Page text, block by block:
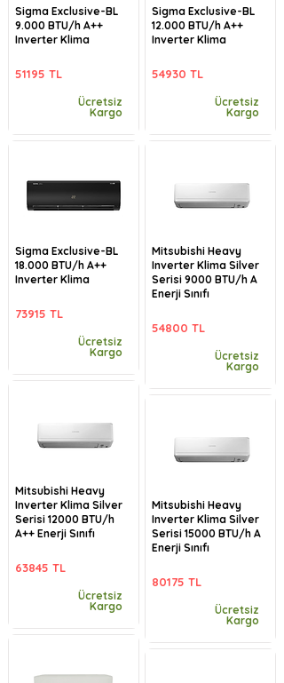
Sigma Exclusive-BL
9.000 BTU/h A++
Inverter Klima
51195 TL
Ücretsiz
Kargo
Sigma Exclusive-BL
18.000 BTU/h A++
Inverter Klima
73915 TL
Ücretsiz
Kargo
Mitsubishi Heavy
Inverter Klima Silver
Serisi 12000 BTU/h
A++ Enerji Sınıfı
63845 TL
Ücretsiz
Kargo
Sigma Exclusive-BL
12.000 BTU/h A++
Inverter Klima
54930 TL
Ücretsiz
Kargo
Mitsubishi Heavy
Inverter Klima Silver
Serisi 9000 BTU/h A
Enerji Sınıfı
54800 TL
Ücretsiz
Kargo
Mitsubishi Heavy
Inverter Klima Silver
Serisi 15000 BTU/h A
Enerji Sınıfı
80175 TL
Ücretsiz
Kargo